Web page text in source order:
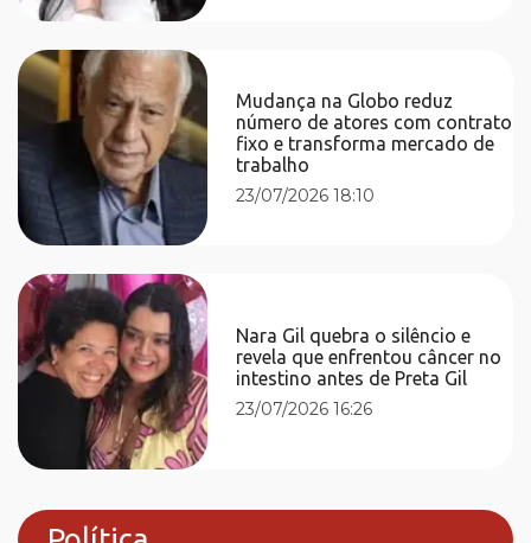
Mudança na Globo reduz
número de atores com contrato
fixo e transforma mercado de
trabalho
23/07/2026 18:10
Nara Gil quebra o silêncio e
revela que enfrentou câncer no
intestino antes de Preta Gil
23/07/2026 16:26